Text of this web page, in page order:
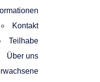
Kontakt
Teilhabe
Über uns